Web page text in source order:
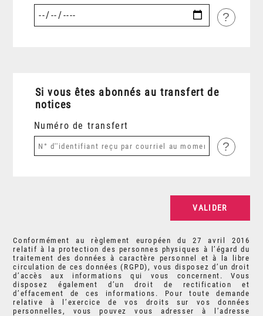
?
Si vous êtes abonnés au transfert de
notices
Numéro de transfert
?
Conformément au règlement européen du 27 avril 2016
relatif à la protection des personnes physiques à l’égard du
traitement des données à caractère personnel et à la libre
circulation de ces données (RGPD), vous disposez d’un droit
d’accès aux informations qui vous concernent. Vous
disposez également d’un droit de rectification et
d’effacement de ces informations. Pour toute demande
relative à l’exercice de vos droits sur vos données
personnelles, vous pouvez vous adresser à l’adresse